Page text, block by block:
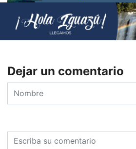
Dejar un comentario